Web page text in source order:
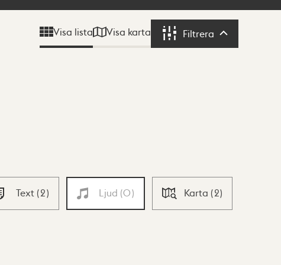
Visa lista Visa karta Filtrera Filtrera
Text (2) Ljud (0) Karta (2)